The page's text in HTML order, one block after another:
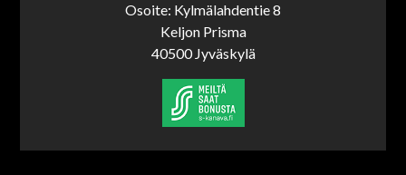
Osoite: Kylmälahdentie 8
Keljon Prisma
40500 Jyväskylä